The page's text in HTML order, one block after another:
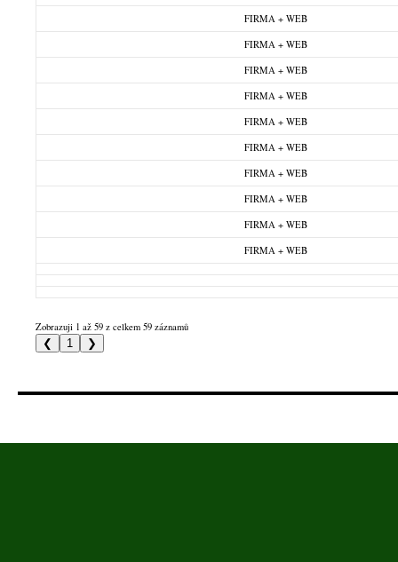
FIRMA + WEB
FIRMA + WEB
FIRMA + WEB
FIRMA + WEB
FIRMA + WEB
FIRMA + WEB
FIRMA + WEB
FIRMA + WEB
FIRMA + WEB
FIRMA + WEB
Zobrazuji 1 až 59 z celkem 59 záznamů
❮ 1 ❯